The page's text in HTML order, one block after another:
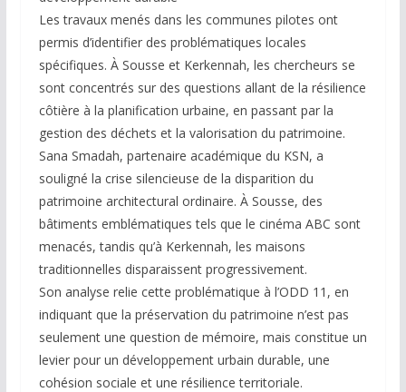
Les travaux menés dans les communes pilotes ont
permis d’identifier des problématiques locales
spécifiques. À Sousse et Kerkennah, les chercheurs se
sont concentrés sur des questions allant de la résilience
côtière à la planification urbaine, en passant par la
gestion des déchets et la valorisation du patrimoine.
Sana Smadah, partenaire académique du KSN, a
souligné la crise silencieuse de la disparition du
patrimoine architectural ordinaire. À Sousse, des
bâtiments emblématiques tels que le cinéma ABC sont
menacés, tandis qu’à Kerkennah, les maisons
traditionnelles disparaissent progressivement.
Son analyse relie cette problématique à l’ODD 11, en
indiquant que la préservation du patrimoine n’est pas
seulement une question de mémoire, mais constitue un
levier pour un développement urbain durable, une
cohésion sociale et une résilience territoriale.